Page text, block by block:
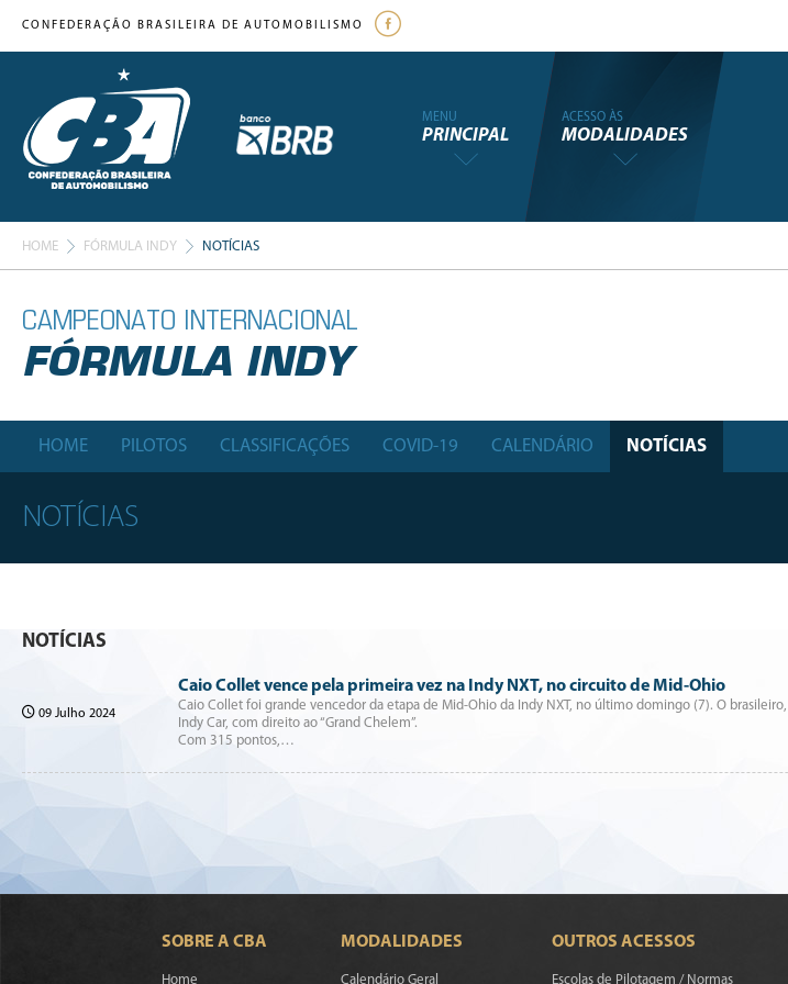
CONFEDERAÇÃO BRASILEIRA DE AUTOMOBILISMO
MENU
PRINCIPAL
ACESSO ÀS
MODALIDADES
HOME FÓRMULA INDY NOTÍCIAS
CAMPEONATO INTERNACIONAL
FÓRMULA INDY
HOME PILOTOS CLASSIFICAÇÕES COVID-19 CALENDÁRIO NOTÍCIAS
NOTÍCIAS
NOTÍCIAS
09 Julho 2024
Caio Collet vence pela primeira vez na Indy NXT, no circuito de Mid-Ohio
Caio Collet foi grande vencedor da etapa de Mid-Ohio da Indy NXT, no último domingo (7). O
Indy Car, com direito ao “Grand Chelem”.
Com 315 pontos,…
SOBRE A CBA
Home
MODALIDADES
Calendário Geral
OUTROS ACESSOS
Escolas de Pilotagem / Normas